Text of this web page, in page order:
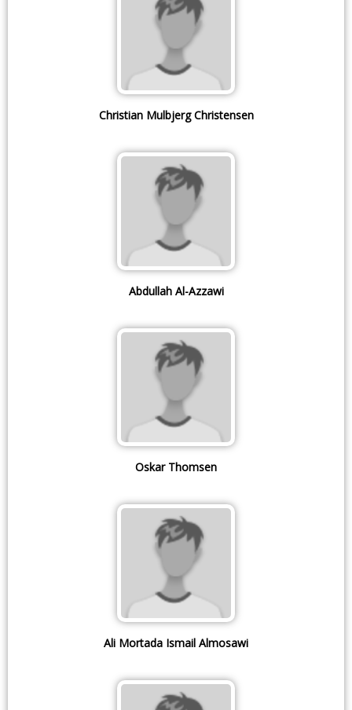
Christian Mulbjerg Christensen
Abdullah Al-Azzawi
Oskar Thomsen
Ali Mortada Ismail Almosawi